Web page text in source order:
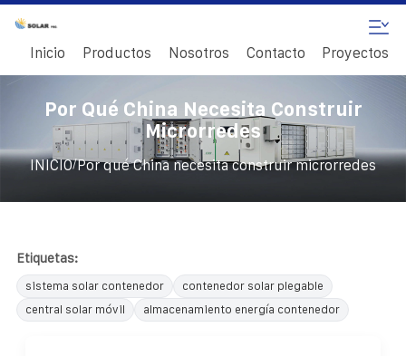
Inicio Productos Nosotros Contacto Proyectos
Por Qué China Necesita Construir
Microrredes
INICIO/Por qué China necesita construir microrredes
Etiquetas:
sistema solar contenedor
contenedor solar plegable
central solar móvil
almacenamiento energía contenedor